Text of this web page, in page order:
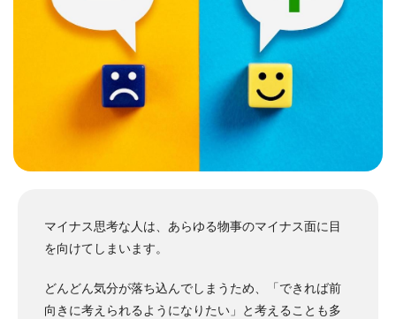
マイナス思考な人は、あらゆる物事のマイナス面に目
を向けてしまいます。
どんどん気分が落ち込んでしまうため、「できれば前
向きに考えられるようになりたい」と考えることも多